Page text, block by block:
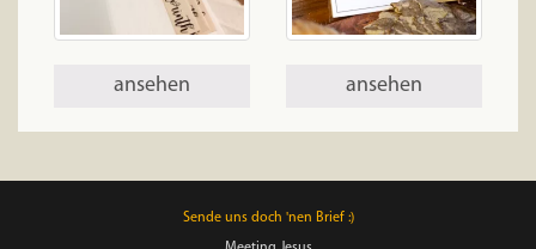
ansehen ansehen
Sende uns doch 'nen Brief :)